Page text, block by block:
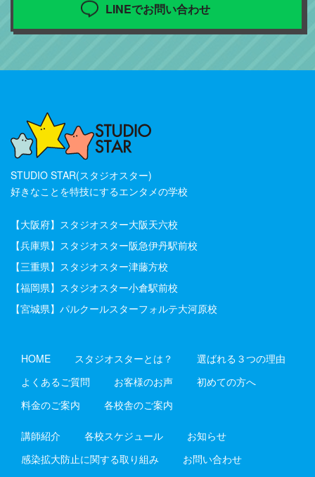
LINEでお問い合わせ
STUDIO STAR(スタジオスター)
好きなことを特技にするエンタメの学校
【大阪府】 スタジオスター大阪天六校
【兵庫県】 スタジオスター阪急伊丹駅前校
【三重県】 スタジオスター津藤方校
【福岡県】 スタジオスター小倉駅前校
【宮城県】 パルクールスターフォルテ大河原校
HOME スタジオスターとは？
選ばれる３つの理由
よくあるご質問
お客様のお声
初めての方へ
料金のご案内
各校舎のご案内
講師紹介 各校スケジュール
お知らせ
感染拡大防止に関する取り組み
お問い合わせ